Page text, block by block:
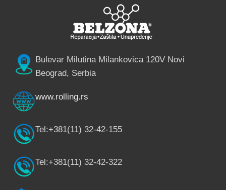
Bulevar Milutina Milankovica 120V Novi
Beograd, Serbia
www.rolling.rs
Tel:+381(11) 32-42-155
Tel:+381(11) 32-42-322